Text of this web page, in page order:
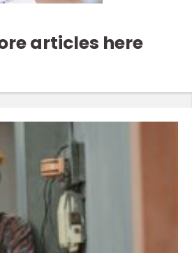
articles here